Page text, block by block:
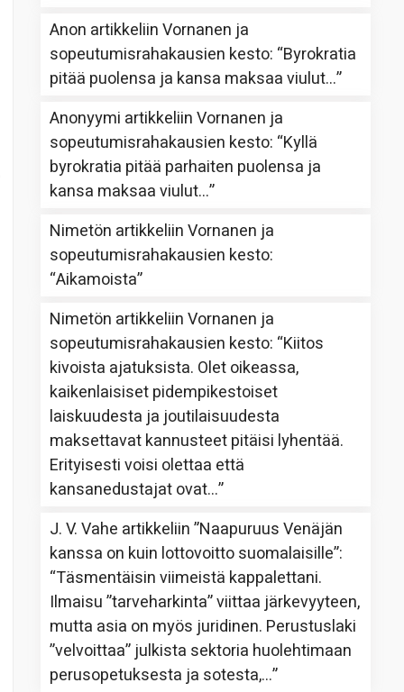
Anon artikkeliinVornanen ja
sopeutumisrahakausien kesto: “Byrokratia
pitää puolensa ja kansa maksaa viulut…”
Anonyymi artikkeliinVornanen ja
sopeutumisrahakausien kesto: “Kyllä
byrokratia pitää parhaiten puolensa ja
kansa maksaa viulut…”
Nimetön artikkeliinVornanen ja
sopeutumisrahakausien kesto:
“Aikamoista”
Nimetön artikkeliinVornanen ja
sopeutumisrahakausien kesto: “Kiitos
kivoista ajatuksista. Olet oikeassa,
kaikenlaisiset pidempikestoiset
laiskuudesta ja joutilaisuudesta
maksettavat kannusteet pitäisi lyhentää.
Erityisesti voisi olettaa että
kansanedustajat ovat…”
J. V. Vahe artikkeliin”Naapuruus Venäjän
kanssa on kuin lottovoitto suomalaisille”:
“Täsmentäisin viimeistä kappalettani.
Ilmaisu ”tarveharkinta” viittaa järkevyyteen,
mutta asia on myös juridinen. Perustuslaki
”velvoittaa” julkista sektoria huolehtimaan
perusopetuksesta ja sotesta,…”